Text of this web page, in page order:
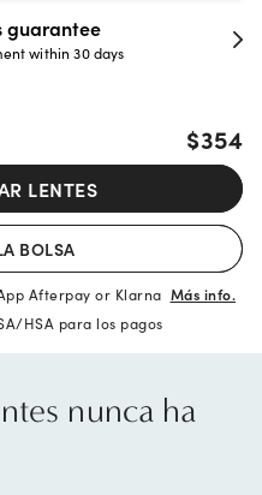
guarantee
within 30 days
$354
LENTES
BOLSA
Afterpay or Klarna Más info.
HSA para los pagos
nunca ha